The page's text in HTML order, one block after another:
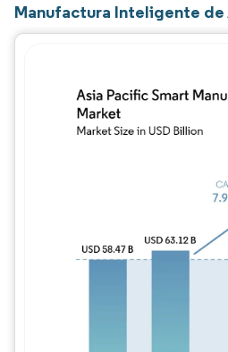
Manufactura Inteligente de